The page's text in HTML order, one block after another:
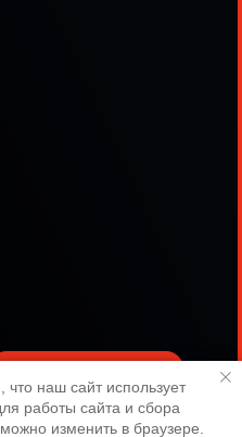
наш сайт использует
работы сайта и сбора
изменить в браузере.